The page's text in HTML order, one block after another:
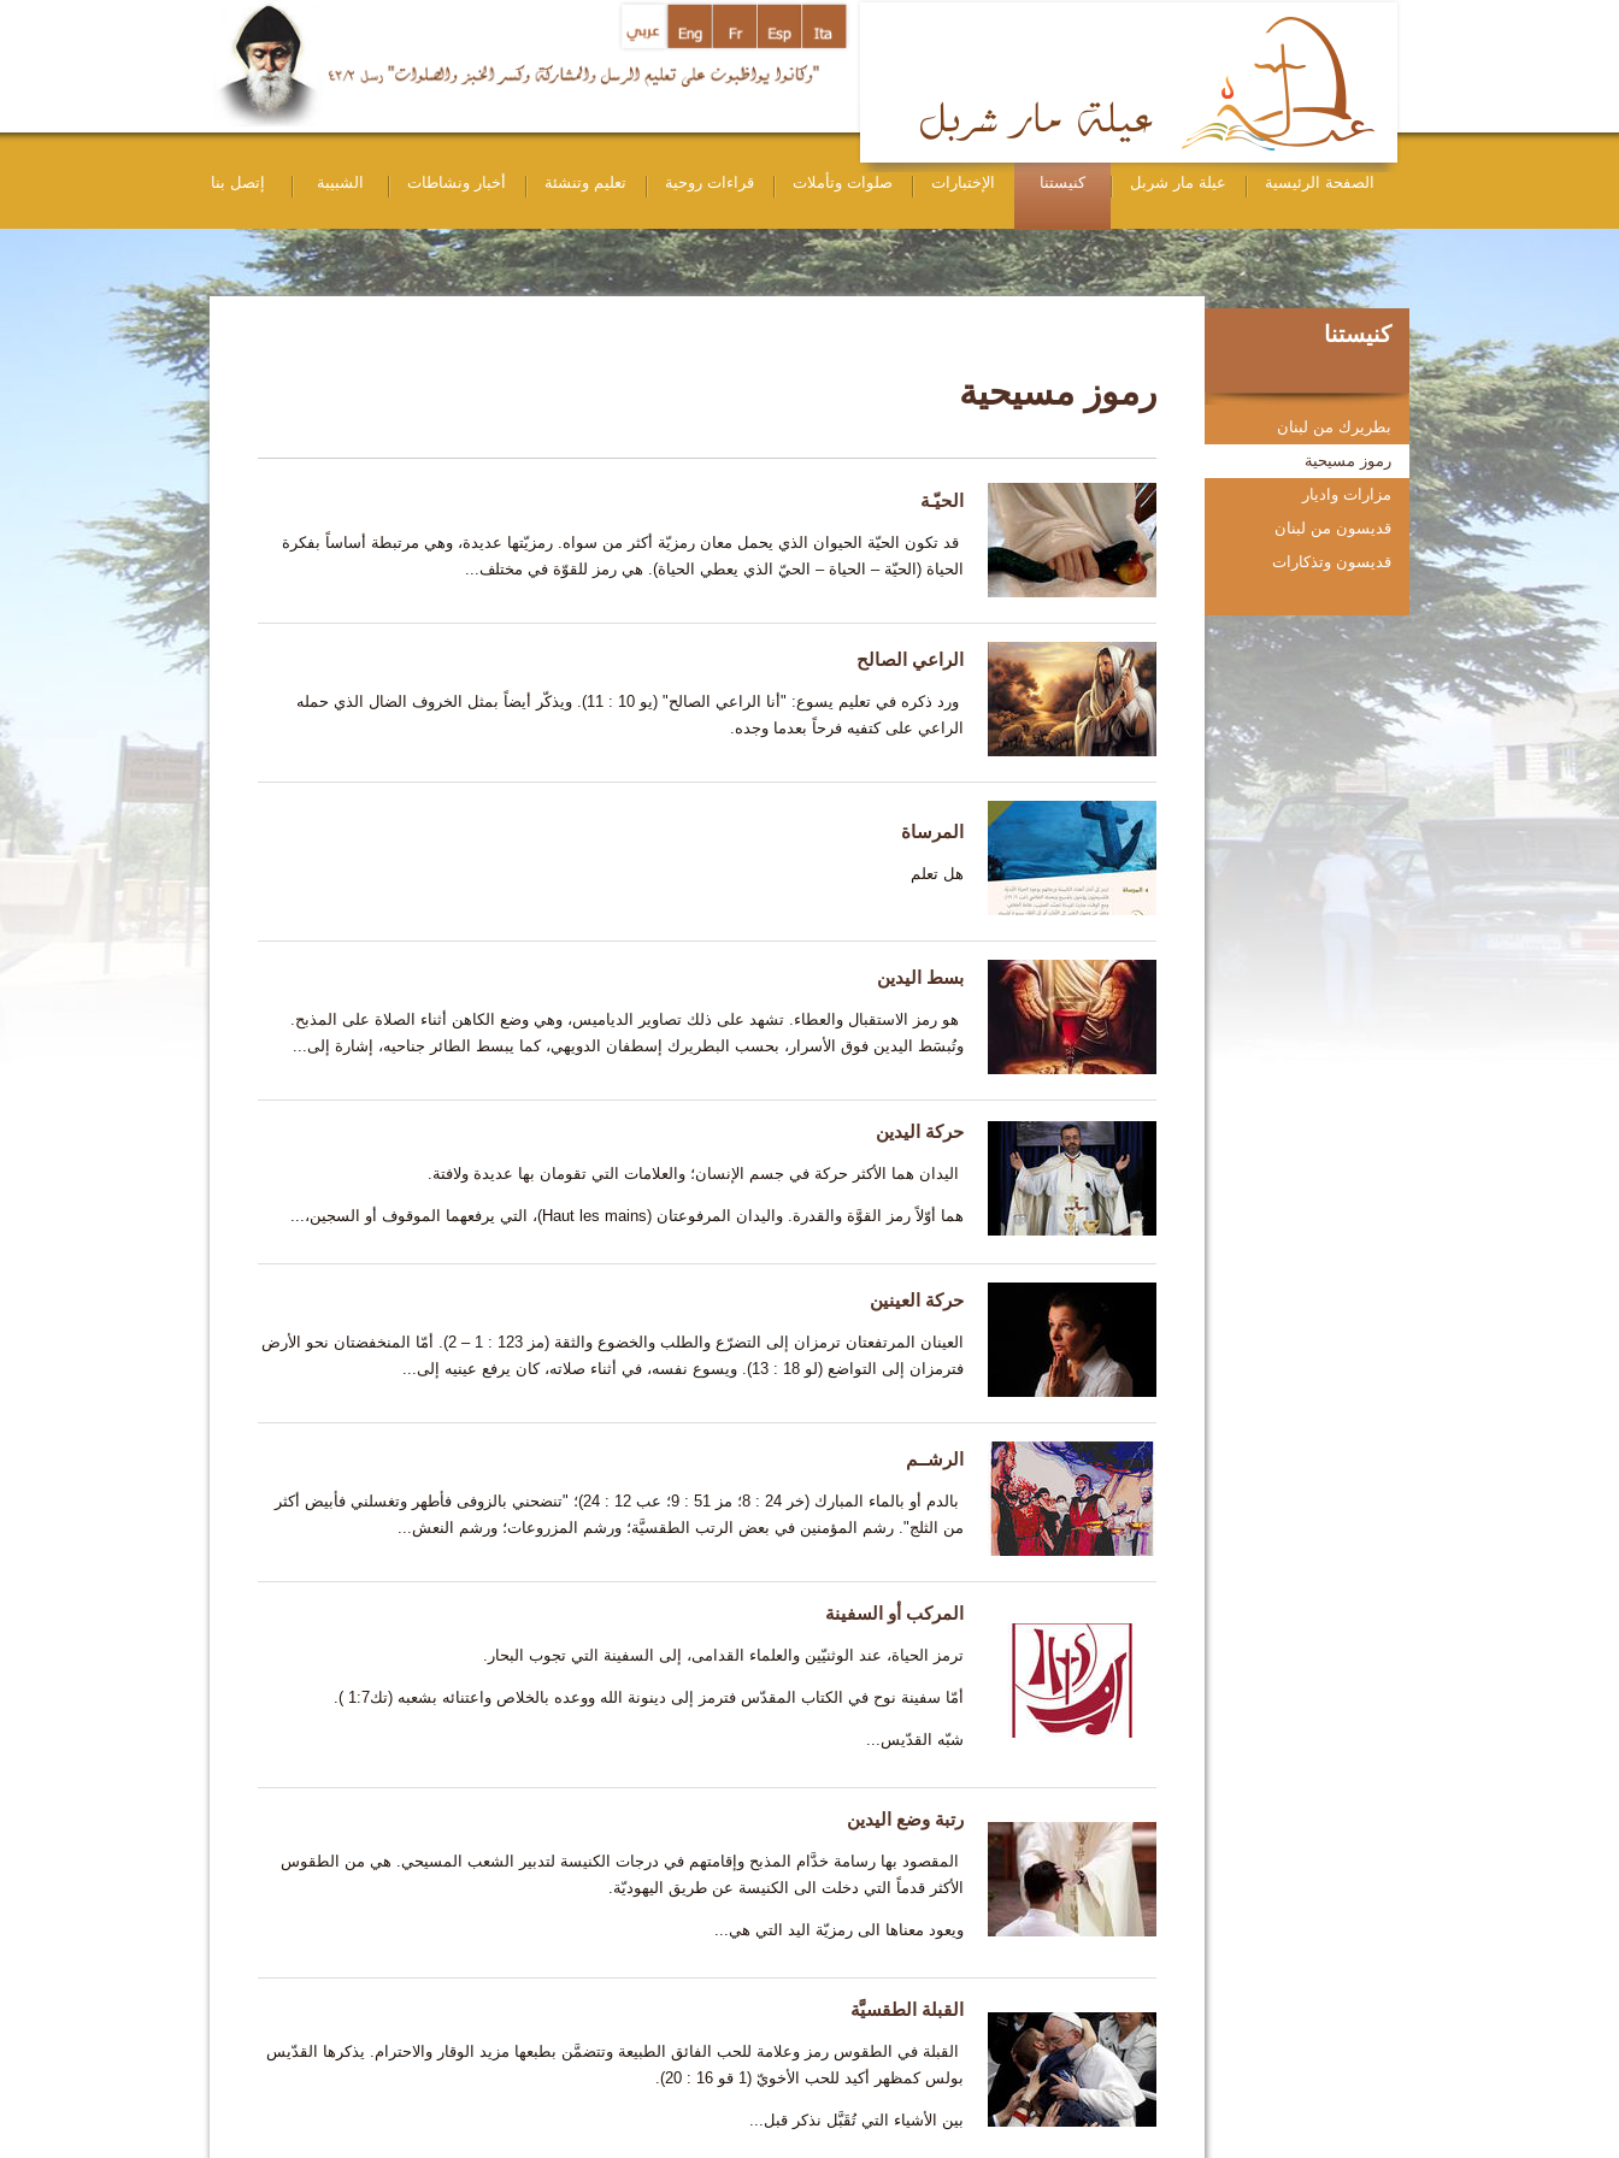
الصفحة الرئيسية عيلة مار شربل كنيستنا الإختبارات صلوات وتأملات قراءات روحية تعليم وتنشئة أخبار ونشاطات الشبيبة إتصل بنا
رموز مسيحية
الحيّـة
قد تكون الحيّة الحيوان الذي يحمل معان رمزيّة أكثر من سواه. رمزيّتها عديدة، وهي مرتبطة أساساً بفكرة
الحياة (الحيّة – الحياة – الحيّ الذي يعطي الحياة). هي رمز للقوّة في مختلف...
الراعي الصالح
ورد ذكره في تعليم يسوع: "أنا الراعي الصالح" (يو 10 : 11). ويذكّر أيضاً بمثل الخروف الضال الذي حمله
الراعي على كتفيه فرحاً بعدما وجده.
المرساة
هل تعلم
بسط اليدين
هو رمز الاستقبال والعطاء. تشهد على ذلك تصاوير الدياميس، وهي وضع الكاهن أثناء الصلاة على المذبح.
وتُبسَط اليدين فوق الأسرار، بحسب البطريرك إسطفان الدويهي، كما يبسط الطائر جناحيه، إشارة إلى...
حركة اليدين
اليدان هما الأكثر حركة في جسم الإنسان؛ والعلامات التي تقومان بها عديدة ولافتة.
هما أوّلاً رمز القوَّة والقدرة. واليدان المرفوعتان (Haut les mains)، التي يرفعهما الموقوف أو السجين،...
حركة العينين
العينان المرتفعتان ترمزان إلى التضرّع والطلب والخضوع والثقة (مز 123 : 1 – 2). أمّا المنخفضتان نحو الأرض
فترمزان إلى التواضع (لو 18 : 13). ويسوع نفسه، في أثناء صلاته، كان يرفع عينيه إلى...
الرشــم
بالدم أو بالماء المبارك (خر 24 : 8؛ مز 51 : 9؛ عب 12 : 24)؛ "تنضحني بالزوفى فأطهر وتغسلني فأبيض أكثر
من الثلج". رشم المؤمنين في بعض الرتب الطقسيَّة؛ ورشم المزروعات؛ ورشم النعش...
المركب أو السفينة
ترمز الحياة، عند الوثنيّين والعلماء القدامى، إلى السفينة التي تجوب البحار.
أمّا سفينة نوح في الكتاب المقدّس فترمز إلى دينونة الله ووعده بالخلاص واعتنائه بشعبه (تك1:7 ).
شبّه القدّيس...
رتبة وضع اليدين
المقصود بها رسامة خدَّام المذبح وإقامتهم في درجات الكنيسة لتدبير الشعب المسيحي. هي من الطقوس
الأكثر قدماً التي دخلت الى الكنيسة عن طريق اليهوديّة.
ويعود معناها الى رمزيّة اليد التي هي...
القبلة الطقسيَّة
القبلة في الطقوس رمز وعلامة للحب الفائق الطبيعة وتتضمَّن بطبعها مزيد الوقار والاحترام. يذكرها القدّيس
بولس كمظهر أكيد للحب الأخويّ (1 قو 16 : 20).
بين الأشياء التي تُقَبَّل نذكر قبل...
كنيستنا
بطريرك من لبنان
رموز مسيحية
مزارات واديار
قديسون من لبنان
قديسون وتذكارات